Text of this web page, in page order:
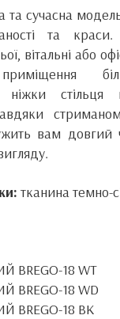
та сучасна
та краси.
вітальні або
стільця
вам
тканина темно-
BREGO-18 WT
BREGO-18 WD
BREGO-18 BK